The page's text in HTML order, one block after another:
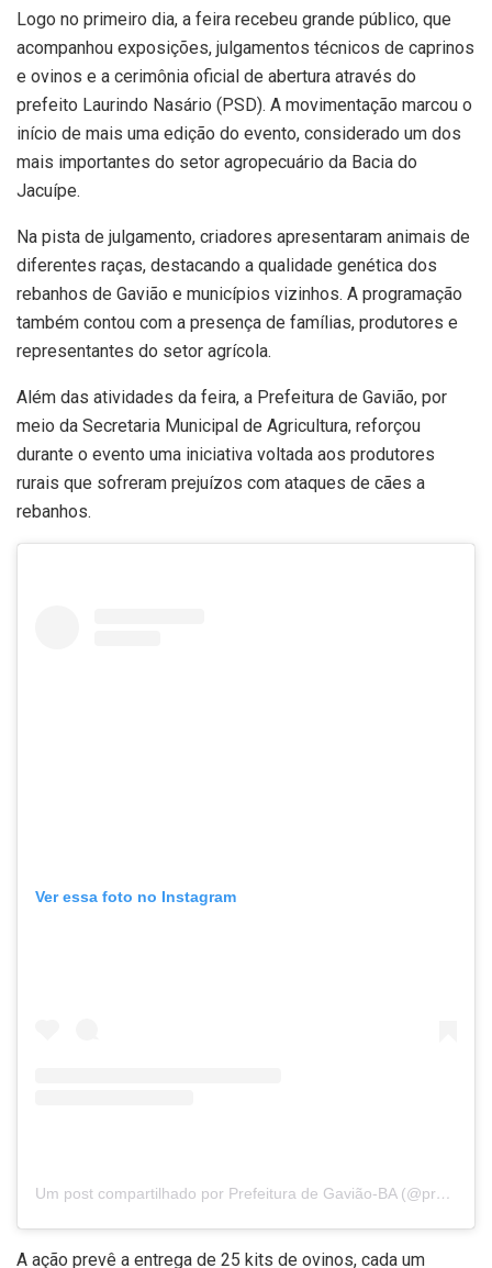
Logo no primeiro dia, a feira recebeu grande público, que
acompanhou exposições, julgamentos técnicos de caprinos
e ovinos e a cerimônia oficial de abertura através do
prefeito Laurindo Nasário (PSD). A movimentação marcou o
início de mais uma edição do evento, considerado um dos
mais importantes do setor agropecuário da Bacia do
Jacuípe.
Na pista de julgamento, criadores apresentaram animais de
diferentes raças, destacando a qualidade genética dos
rebanhos de Gavião e municípios vizinhos. A programação
também contou com a presença de famílias, produtores e
representantes do setor agrícola.
Além das atividades da feira, a Prefeitura de Gavião, por
meio da Secretaria Municipal de Agricultura, reforçou
durante o evento uma iniciativa voltada aos produtores
rurais que sofreram prejuízos com ataques de cães a
rebanhos.
Ver essa foto no Instagram
Um post compartilhado por Prefeitura de Gavião-BA (@prefeituragaviao)
A ação prevê a entrega de 25 kits de ovinos, cada um